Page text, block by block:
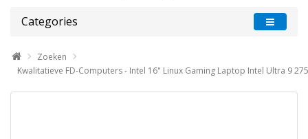
Categories
Zoeken
Kwalitatieve FD-Computers - Intel 16" Linux Gaming Laptop Intel Ultra 9